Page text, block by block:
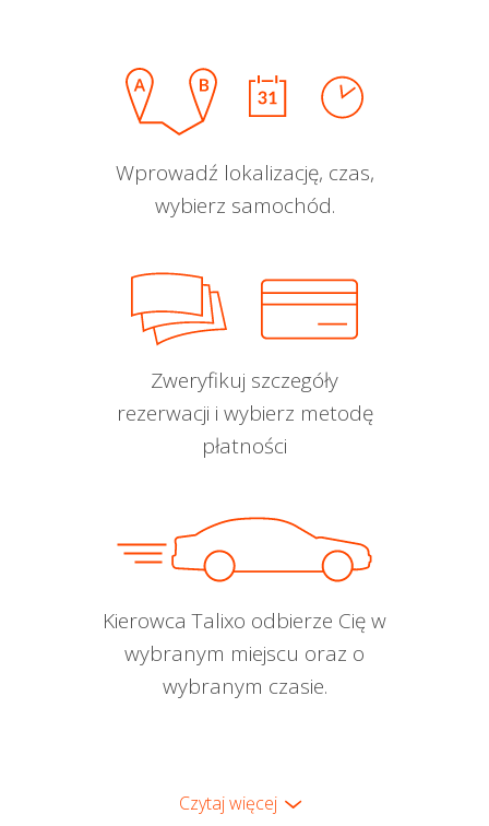
Wprowadź lokalizację, czas,
wybierz samochód.
Zweryfikuj szczegóły
rezerwacji i wybierz metodę
płatności
Kierowca Talixo odbierze Cię w
wybranym miejscu oraz o
wybranym czasie.
Czytaj więcej